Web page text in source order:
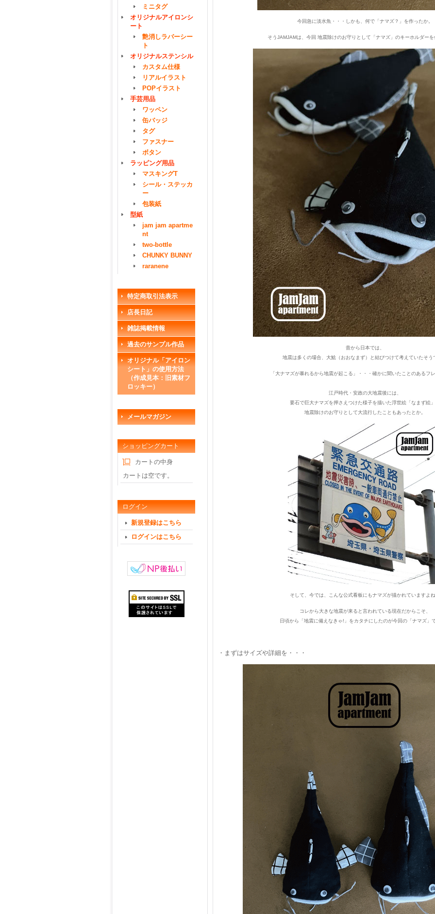
ミニタグ
オリジナルアイロンシ
ート
艶消しラバーシー
ト
オリジナルステンシル
カスタム仕様
リアルイラスト
POPイラスト
手芸用品
ワッペン
缶バッジ
タグ
ファスナー
ボタン
ラッピング用品
マスキングT
シール・ステッカ
ー
包装紙
型紙
jam jam apartme
nt
two-bottle
CHUNKY BUNNY
raranene
特定商取引法表示
店長日記
雑誌掲載情報
過去のサンプル作品
オリジナル「アイロン
シート」の使用方法
（作成見本：旧素材フ
ロッキー）
メールマガジン
ショッピングカート
カートの中身
カートは空です。
ログイン
新規登録はこちら
ログインはこちら
今回急に淡水魚・・・しかも、何で「ナマズ？」を作ったか。
そうJAMJAMは、今回 地震除けのお守りとして「ナマズ」のキーホルダー
昔から日本では、
地震は多くの場合、大鯰（おおなまず）と結びつけて考えていたそう
「大ナマズが暴れるから地震が起こる」・・・確かに聞いたことのあるフ
江戸時代・安政の大地震後には、
要石で巨大ナマズを押さえつけた様子を描いた浮世絵「なまず絵
地震除けのお守りとして大流行したこともあったとか。
そして、今では、こんな公式看板にもナマズが描かれていますよ
コレから大きな地震が来ると言われている現在だからこそ、
日頃から「地震に備えなきゃ!」をカタチにしたのが今回の「ナマズ」
・まずはサイズや詳細を・・・